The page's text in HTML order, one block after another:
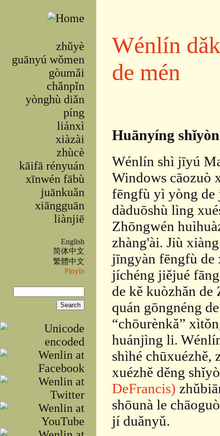
zhǔyè
guānyú wǒmen
gòumǎi
chǎnpǐn
yònghù diǎn
píng
liánxì
xiàzài
zhùcè
kāifā rényuán
xīnwén fābù
juānkuǎn
xiāngguān
liànjiē
English
简体中文
繁體中文
Pīnyīn
Search form
Search
Wénlín
de mén
Huānyíng
Wénlín shì jīyú
Windows cāozuò
fēngfù yì yòng de
dàduōshù lìng
Zhōngwén
zhàng'ài. Jiù
jīngyàn fēngfù de
jíchéng jiějué
de kě kuòzhǎn
quán gōngnéng
“chōurènkǎ”
huánjìng li.
shìhé chūxuézhě,
xuézhě děng
DeFrancis)
shōunà le
jí duǎnyǔ.